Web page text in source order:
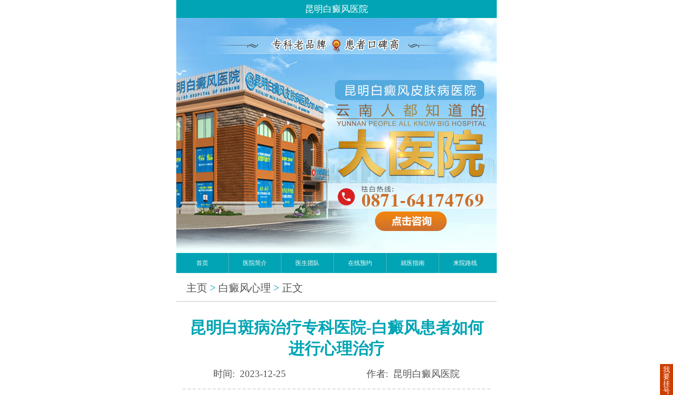
昆明白癜风医院
首页 医院简介 医生团队 在线预约 就医指南 来院路线
主页 > 白癜风心理 > 正文
昆明白斑病治疗专科医院-白癜风患者如何
进行心理治疗
时间: 2023-12-25 作者: 昆明白癜风医院
我
要
挂
号